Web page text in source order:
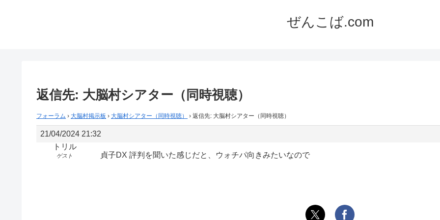
ぜんこば.com
返信先: 大脳村シアター（同時視聴）
フォーラム › 大脳村掲示板 › 大脳村シアター（同時視聴） › 返信先: 大脳村シアター（同時視聴）
21/04/2024 21:32
トリル
ゲスト 貞子DX 評判を聞いた感じだと、ウォチパ向きみたいなので